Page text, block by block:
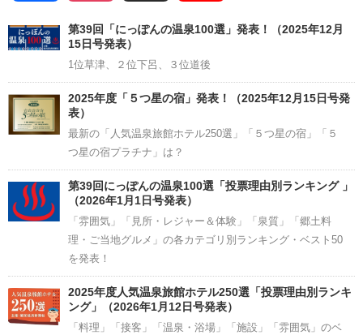
Channel
第39回「にっぽんの温泉100選」発表！（2025年12月
15日号発表）
1位草津、２位下呂、３位道後
2025年度「５つ星の宿」発表！（2025年12月15日号発
表）
最新の「人気温泉旅館ホテル250選」「５つ星の宿」「５
つ星の宿プラチナ」は？
第39回にっぽんの温泉100選「投票理由別ランキング 」
（2026年1月1日号発表）
「雰囲気」「見所・レジャー＆体験」「泉質」「郷土料
理・ご当地グルメ」の各カテゴリ別ランキング・ベスト50
を発表！
2025年度人気温泉旅館ホテル250選「投票理由別ランキ
ング」（2026年1月12日号発表）
「料理」「接客」「温泉・浴場」「施設」「雰囲気」のベ